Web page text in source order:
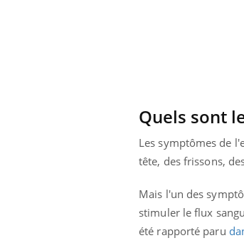
Quels sont
Les symptômes de
tête, des frissons,
Mais l'un des
stimuler le flux
été rapporté paru